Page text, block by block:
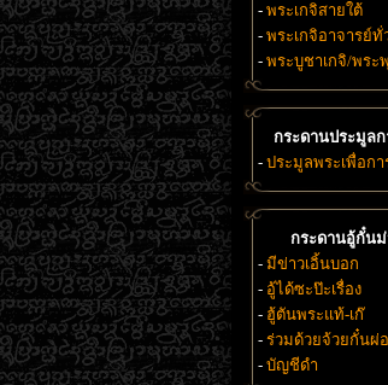
- พระเกจิสายใต้
- พระเกจิอาจารย์ทั่
- พระบูชาเกจิ/พระ
กระดานประมูล
- ประมูลพระเพื่อกา
กระดานอู้กั๋น
- มีข่าวเอิ้นบอก
- อู้ได้ซะป๊ะเรื่อง
- ฮู้ตันพระแท้-เก๊
- ร่วมด้วยจ้วยกั๋นผ่อ
- บัญชีดำ